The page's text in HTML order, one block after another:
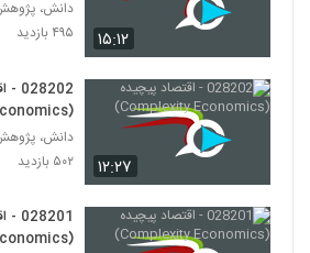
028217 -
(Nonlinear Systems)
۴۹۹ بازدید
028218 -
208
(Nonlinear Systems)
۵۲۰ بازدید
۱۵:۱۲
دانش،
۴۹۵ بازدید
۱۲:۲۷
(Complexity Economics)
دانش،
۵۰۲ بازدید
(Complexity Economics)